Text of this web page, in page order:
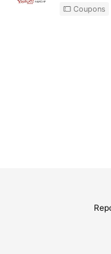
Coupons